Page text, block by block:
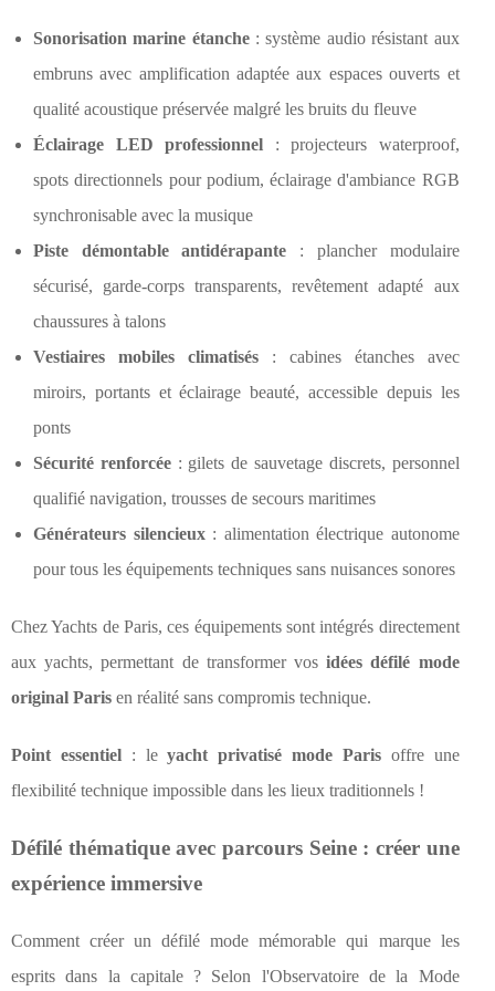
Sonorisation marine étanche: système audio résistant aux
embruns avec amplification adaptée aux espaces ouverts et
qualité acoustique préservée malgré les bruits du fleuve
Éclairage LED professionnel : projecteurs waterproof,
spots directionnels pour podium, éclairage d'ambiance RGB
synchronisable avec la musique
Piste démontable antidérapante : plancher modulaire
sécurisé, garde-corps transparents, revêtement adapté aux
chaussures à talons
Vestiaires mobiles climatisés: cabines étanches avec
miroirs, portants et éclairage beauté, accessible depuis les
ponts
Sécurité renforcée: gilets de sauvetage discrets, personnel
qualifié navigation, trousses de secours maritimes
Générateurs silencieux: alimentation électrique autonome
pour tous les équipements techniques sans nuisances sonores
Chez Yachts de Paris, ces équipements sont intégrés directement
aux yachts, permettant de transformer vosidées défilé mode
original Paris en réalité sans compromis technique.
Point essentiel: leyacht privatisé mode Parisoffre une
flexibilité technique impossible dans les lieux traditionnels !
Défilé thématique avec parcours Seine : créer une
expérience immersive
Comment créer un défilé mode mémorable qui marque les
esprits dans la capitale ? Selon l'Observatoire de la Mode